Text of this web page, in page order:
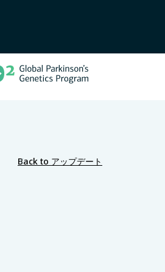
Back to アップデート